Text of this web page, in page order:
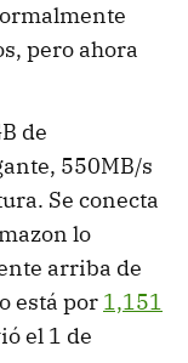
pero ahora
de
550MB/s
Se conecta
lo
arriba de
está por 1,151
el 1 de